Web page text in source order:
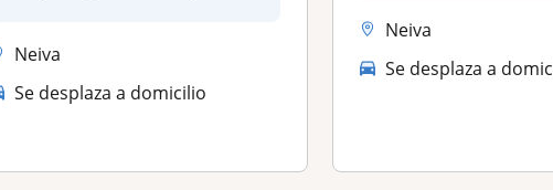
Neiva
Se desplaza a domicilio
Neiva
Se desplaza a